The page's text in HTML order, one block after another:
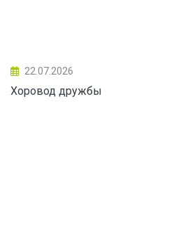
22.07.2026
Хоровод дружбы